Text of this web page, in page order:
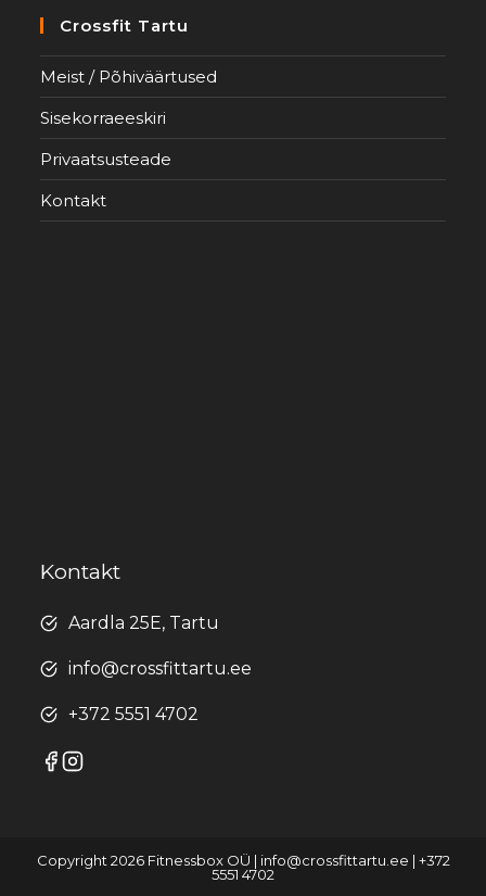
Crossfit Tartu
Meist / Põhiväärtused
Sisekorraeeskiri
Privaatsusteade
Kontakt
Kontakt
Aardla 25E, Tartu
info@crossfittartu.ee
+372 5551 4702
Copyright 2026 Fitnessbox OÜ | info@crossfittartu.ee | +372
5551 4702